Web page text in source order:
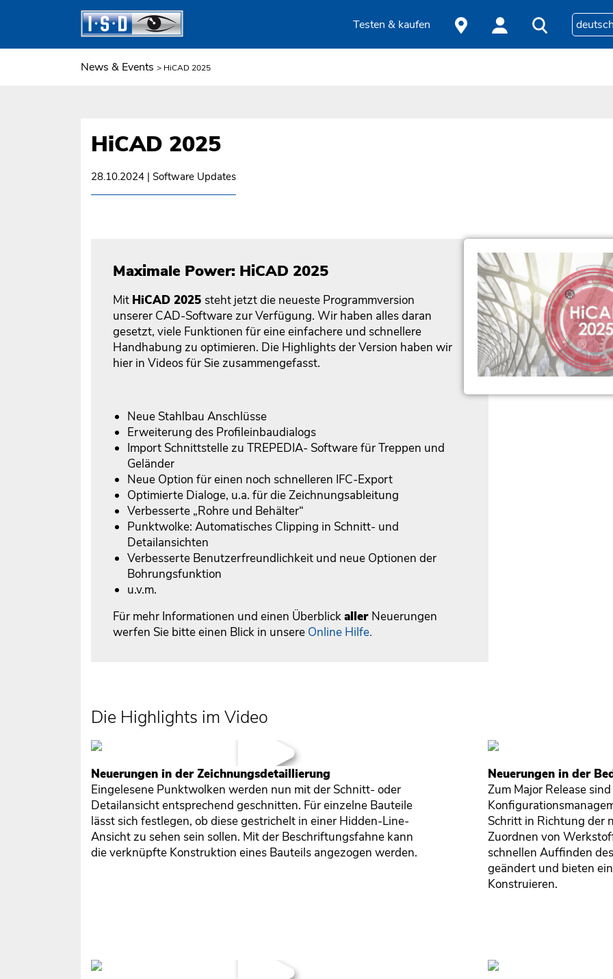
Testen & kaufen
News & Events > HiCAD 2025
HiCAD 2025
28.10.2024 | Software Updates
Maximale Power: HiCAD 2025
Mit HiCAD 2025 steht jetzt die neueste Programmversion
unserer CAD-Software zur Verfügung. Wir haben alles daran
gesetzt, viele Funktionen für eine einfachere und schnellere
Handhabung zu optimieren. Die Highlights der Version haben wir
hier in Videos für Sie zusammengefasst.
Neue Stahlbau Anschlüsse
Erweiterung des Profileinbaudialogs
Import Schnittstelle zu TREPEDIA- Software für Treppen und
Geländer
Neue Option für einen noch schnelleren IFC-Export
Optimierte Dialoge, u.a. für die Zeichnungsableitung
Verbesserte „Rohre und Behälter“
Punktwolke: Automatisches Clipping in Schnitt- und
Detailansichten
Verbesserte Benutzerfreundlichkeit und neue Optionen der
Bohrungsfunktion
u.v.m.
Für mehr Informationen und einen Überblickaller Neuerungen
werfen Sie bitte einen Blick in unsere Online Hilfe.
Die Highlights im Video
Neuerungen in der Zeichnungsdetaillierung
Eingelesene Punktwolken werden nun mit der Schnitt- oder
Detailansicht entsprechend geschnitten. Für einzelne Bauteile
lässt sich festlegen, ob diese gestrichelt in einer Hidden-Line-
Ansicht zu sehen sein sollen. Mit der Beschriftungsfahne kann
die verknüpfte Konstruktion eines Bauteils angezogen werden.
Neuerungen in der
Zum Major Release
Schritt in Richtung der
Zuordnen von
schnellen Auffinden
geändert und bieten
Konstruieren.